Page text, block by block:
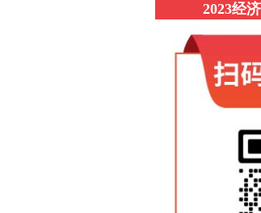
2023经